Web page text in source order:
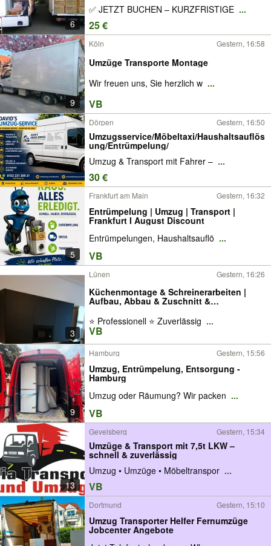
6
✅ JETZT BUCHEN – KURZFRISTIGE ...
25 €
9
Köln Gestern, 16:58
Umzüge Transporte Montage
Wir freuen uns, Sie herzlich w ...
VB
Dörpen Gestern, 16:50
Umzugsservice/Möbeltaxi/Haushaltsauflös
ung/Entrümpelung/
Umzug & Transport mit Fahrer – ...
30 €
5
Frankfurt am Main Gestern, 16:32
Entrümpelung | Umzug | Transport |
Frankfurt I August Discount
Entrümpelungen, Haushaltsauflö ...
VB
3
Lünen Gestern, 16:26
Küchenmontage & Schreinerarbeiten |
Aufbau, Abbau & Zuschnitt &
⭐ Professionell ⭐ Zuverlässig ...
VB
9
Hamburg Gestern, 15:56
Umzug, Entrümpelung, Entsorgung -
Hamburg
Umzug oder Räumung? Wir packen ...
VB
13
Gevelsberg Gestern, 15:34
Umzüge & Transport mit 7,5t LKW –
schnell & zuverlässig
Umzug • Umzüge • Möbeltranspor ...
VB
Dortmund Gestern, 15:10
Umzug Transporter Helfer Fernumzüge
Jobcenter Angebote